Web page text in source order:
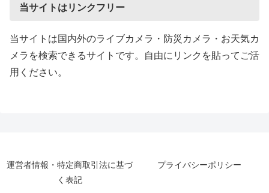
当サイトはリンクフリー
当サイトは国内外のライブカメラ・防災カメラ・お天気カ
メラを検索できるサイトです。自由にリンクを貼ってご活
用ください。
運営者情報・特定商取引法に基づ
く表記
プライバシーポリシー